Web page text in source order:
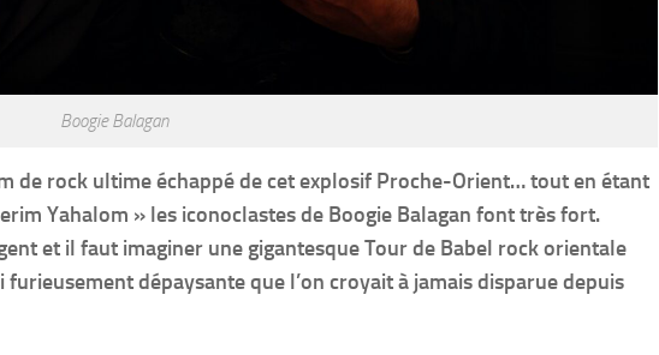
Boogie Balagan
de rock ultime échappé de cet explosif Proche-Orient… tout en étant
Yahalom » les iconoclastes de Boogie Balagan font très fort.
et il faut imaginer une gigantesque Tour de Babel rock orientale
dépaysante que l’on croyait à jamais disparue depuis